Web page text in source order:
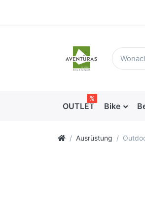
OUTLET
%
Bike
Ausrüstung